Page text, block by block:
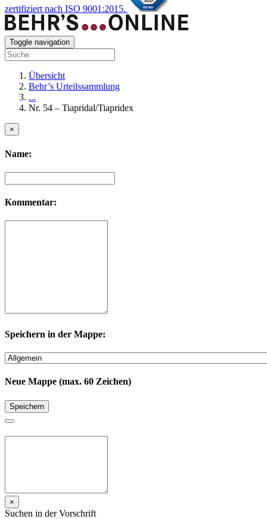
zertifiziert nach ISO 9001:2015.
Toggle navigation
Übersicht
Behr’s Urteilssammlung
...
Nr. 54 – Tiapridal/Tiapridex
×
Name:
Kommentar:
Speichern in der Mappe:
Neue Mappe (max. 60 Zeichen)
Speichern
×
Suchen in der Vorschrift